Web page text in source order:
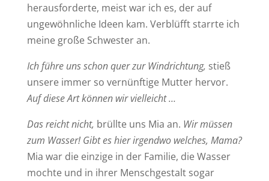
herausforderte, meist war ich es, der auf
ungewöhnliche Ideen kam. Verblüfft starrte ich
meine große Schwester an.
Ich führe uns schon quer zur Windrichtung, stieß
unsere immer so vernünftige Mutter hervor.
Auf diese Art können wir vielleicht …
Das reicht nicht, brüllte uns Mia an. Wir müssen
zum Wasser! Gibt es hier irgendwo welches, Mama?
Mia war die einzige in der Familie, die Wasser
mochte und in ihrer Menschgestalt sogar